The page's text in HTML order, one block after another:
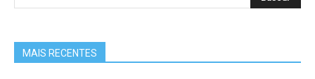
MAIS RECENTES